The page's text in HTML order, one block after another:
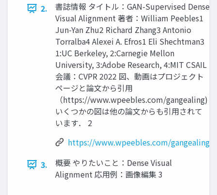
2.
書誌情報 タイトル：GAN-Supervised Dense
Visual Alignment 著者：William Peebles1
Jun-Yan Zhu2 Richard Zhang3 Antonio
Torralba4 Alexei A. Efros1 Eli Shechtman3
1:UC Berkeley, 2:Carnegie Mellon
University, 3:Adobe Research, 4:MIT CSAIL
会議：CVPR 2022 図、動画はプロジェクト
ページと論文から引用
（https://www.wpeebles.com/gangealing)
いくつかの図は他の論文からも引用されて
います． 2
https://www.wpeebles.com/gangealing
3.
概要 やりたいこと：Dense Visual
Alignment 応用例：画像編集 3